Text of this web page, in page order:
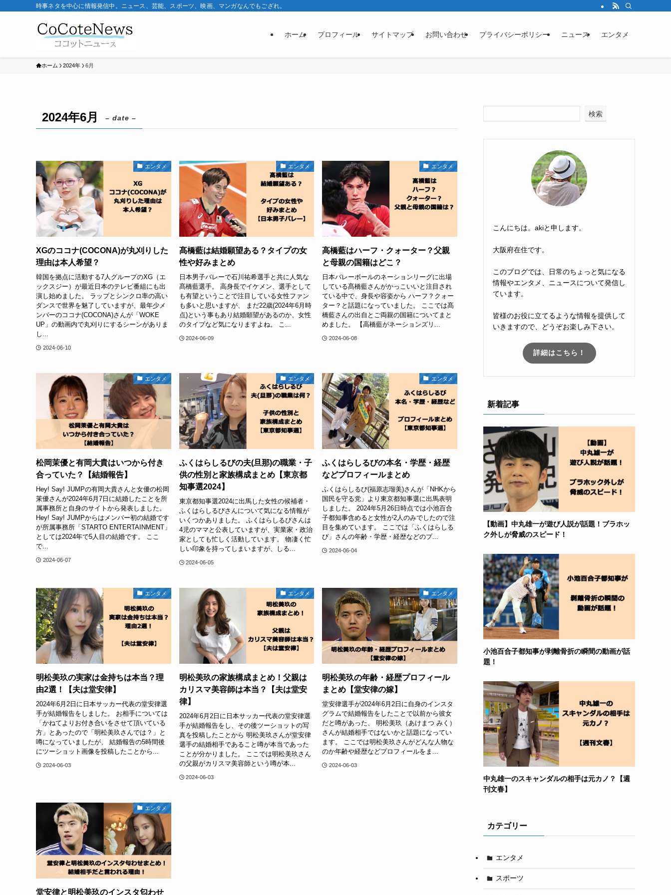
時事ネタを中心に情報発信中。ニュース、芸能、スポーツ、映画、マンガなんでもござれ。
ホーム プロフィール サイトマップ お問い合わせ プライバシーポリシー ニュース エンタメ
ホーム 2024年 6月
2024年6月 – date –
エンタメ
XGのココナ(COCONA)が丸刈りした
理由は本人希望？
韓国を拠点に活動する7人グループのXG（エ
ックスジー）が最近日本のテレビ番組にも出
演し始めました。 ラップとシンクロ率の高い
ダンスで世界を魅了していますが、最年少メ
ンバーのココナ(COCONA)さんが「WOKE
UP」の動画内で丸刈りにするシーンがありま
し...
2024-06-10
エンタメ
髙橋藍は結婚願望ある？タイプの女
性や好みまとめ
日本男子バレーで石川祐希選手と共に人気な
髙橋藍選手。 高身長でイケメン、選手として
も有望ということで注目している女性ファン
も多いと思いますが、 まだ22歳(2024年6月時
点)という事もあり結婚願望があるのか、女性
のタイプなど気になりますよね。 こ...
2024-06-09
エンタメ
高橋藍はハーフ・クォーター？父親
と母親の国籍はどこ？
日本バレーボールのネーションリーグに出場
している髙橋藍さんがかっこいいと注目され
ている中で、身長や容姿から ハーフ？クォー
ター？と話題になっていました。 ここでは髙
橋藍さんの出自とご両親の国籍についてまと
めました。 【高橋藍がネーションズリ...
2024-06-08
エンタメ
松岡茉優と有岡大貴はいつから付き
合っていた？【結婚報告】
Hey! Say! JUMPの有岡大貴さんと女優の松岡
茉優さんが2024年6月7日に結婚したことを所
属事務所と自身のサイトから発表しました。
Hey! Say! JUMPからはメンバー初の結婚です
が所属事務所「STARTO ENTERTAINMENT」
としては2024年で5人目の結婚です。 ここ
で...
2024-06-07
エンタメ
ふくはらしるびの夫(旦那)の職業・子
供の性別と家族構成まとめ【東京都
知事選2024】
東京都知事選2024に出馬した女性の候補者・
ふくはらしるびさんについて気になる情報が
いくつかありました。 ふくはらしるびさんは
4児のママと公表していますが、実業家・政治
家としても忙しく活動しています。 物凄く忙
しい印象を持ってしまいますが、しる...
2024-06-05
エンタメ
ふくはらしるびの本名・学歴・経歴
などプロフィールまとめ
ふくはらしるび(福原志瑠美)さんが「NHKから
国民を守る党」より東京都知事選に出馬表明
しました。 2024年5月26日時点では小池百合
子都知事含めると女性が2人のみでしたので注
目を集めています。 ここでは「ふくはらしる
び」さんの年齢・学歴・経歴などのプ...
2024-06-04
エンタメ
明松美玖の実家は金持ちは本当？理
由2選！【夫は堂安律】
2024年6月2日に日本サッカー代表の堂安律選
手が結婚報告をしました。 お相手については
「かねてよりお付き合いをさせて頂いている
方」とあったので「明松美玖さんでは？」と
噂になっていましたが、 結婚報告の5時間後
にツーショット画像を投稿したことから...
2024-06-03
エンタメ
明松美玖の家族構成まとめ！父親は
カリスマ美容師は本当？【夫は堂安
律】
2024年6月2日に日本サッカー代表の堂安律選
手が結婚報告をし、その後ツーショットの写
真を投稿したことから 明松美玖さんが堂安律
選手の結婚相手であること噂が本当であった
ことが分かりました。 ここでは明松美玖さん
の父親がカリスマ美容師という噂が本...
2024-06-03
エンタメ
明松美玖の年齢・経歴プロフィール
まとめ【堂安律の嫁】
堂安律選手が2024年6月2日に自身のインスタ
グラムで結婚報告をしたことで以前から彼女
だと噂があった、 明松美玖（あけまつ みく）
さんが結婚相手ではないかと話題になってい
ます。 ここでは明松美玖さんがどんな人物な
のか年齢や経歴などプロフィールをま...
2024-06-03
エンタメ
堂安律と明松美玖のインスタ匂わせ
検索
こんにちは。akiと申します。
大阪府在住です。
このブログでは、日常のちょっと気になる
情報やエンタメ、ニュースについて発信し
ています。
皆様のお役に立てるような情報を提供して
いきますので、どうぞお楽しみ下さい。
詳細はこちら！
新着記事
【動画】中丸雄一が遊び人説が話題！ブラホッ
ク外しが脅威のスピード！
小池百合子都知事が剥離骨折の瞬間の動画が話
題！
中丸雄一のスキャンダルの相手は元カノ？【週
刊文春】
カテゴリー
エンタメ
スポーツ